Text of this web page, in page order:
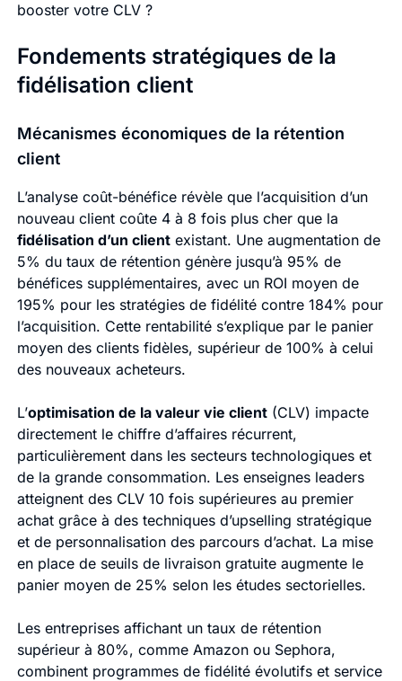
booster votre CLV ?
Fondements stratégiques de la
fidélisation client
Mécanismes économiques de la rétention
client
L’analyse coût-bénéfice révèle que l’acquisition d’un
nouveau client coûte 4 à 8 fois plus cher que la
fidélisation d’un clientexistant. Une augmentation de
5% du taux de rétention génère jusqu’à 95% de
bénéfices supplémentaires, avec un ROI moyen de
195% pour les stratégies de fidélité contre 184% pour
l’acquisition. Cette rentabilité s’explique par le panier
moyen des clients fidèles, supérieur de 100% à celui
des nouveaux acheteurs.
L’optimisation de la valeur vie client(CLV) impacte
directement le chiffre d’affaires récurrent,
particulièrement dans les secteurs technologiques et
de la grande consommation. Les enseignes leaders
atteignent des CLV 10 fois supérieures au premier
achat grâce à des techniques d’upselling stratégique
et de personnalisation des parcours d’achat. La mise
en place de seuils de livraison gratuite augmente le
panier moyen de 25% selon les études sectorielles.
Les entreprises affichant un taux de rétention
supérieur à 80%, comme Amazon ou Sephora,
combinent programmes de fidélité évolutifs et service